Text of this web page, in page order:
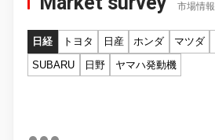
市場情報
日経 トヨタ 日産 ホンダ マツダ
SUBARU
日野 ヤマハ発動機